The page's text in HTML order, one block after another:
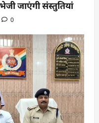
जाएंगी संस्तुतियां
0